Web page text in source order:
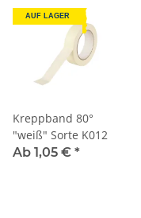
AUF LAGER
Kreppband 80°
"weiß" Sorte K012
Ab 1,05 € *